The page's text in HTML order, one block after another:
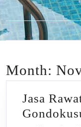
Month:
Jasa